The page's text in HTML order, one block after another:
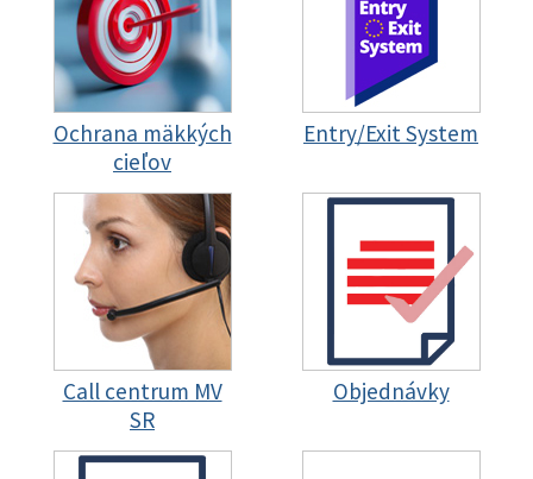
Ochrana mäkkých
cieľov
Entry/Exit System
Call centrum MV
SR
Objednávky